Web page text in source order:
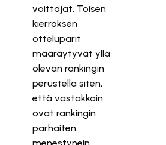
voittajat. Toisen
kierroksen
otteluparit
määräytyvät yllä
olevan rankingin
perustella siten,
että vastakkain
ovat rankingin
parhaiten